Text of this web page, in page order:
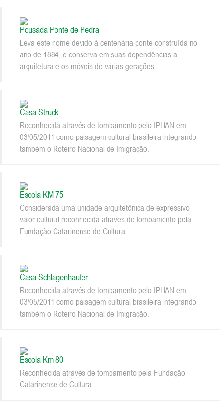
Pousada Ponte de Pedra
Leva este nome devido à centenária ponte construída no
ano de 1884, e conserva em suas dependências a
arquitetura e os móveis de várias gerações
Casa Struck
Reconhecida através de tombamento pelo IPHAN em
03/05/2011 como paisagem cultural brasileira integrando
também o Roteiro Nacional de Imigração.
Escola KM 75
Considerada uma unidade arquitetônica de expressivo
valor cultural reconhecida através de tombamento pela
Fundação Catarinense de Cultura.
Casa Schlagenhaufer
Reconhecida através de tombamento pelo IPHAN em
03/05/2011 como paisagem cultural brasileira integrando
também o Roteiro Nacional de Imigração.
Escola Km 80
Reconhecida através de tombamento pela Fundação
Catarinense de Cultura